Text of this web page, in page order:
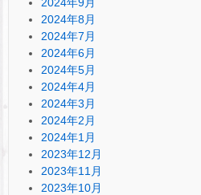
2024年8月
2024年7月
2024年6月
2024年5月
2024年4月
2024年3月
2024年2月
2024年1月
2023年12月
2023年11月
2023年10月